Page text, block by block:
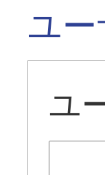
ユ
ユ